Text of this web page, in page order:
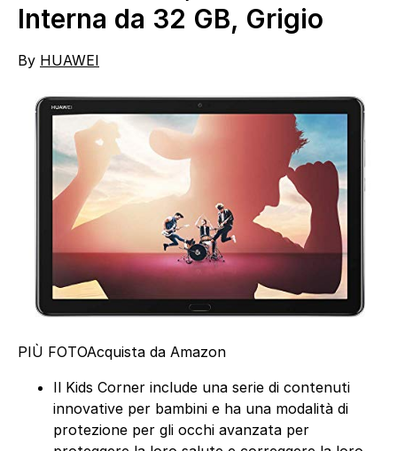
Interna da 32 GB, Grigio
By HUAWEI
PIÙ FOTOAcquista da Amazon
Il Kids Corner include una serie di contenuti
innovative per bambini e ha una modalità di
protezione per gli occhi avanzata per